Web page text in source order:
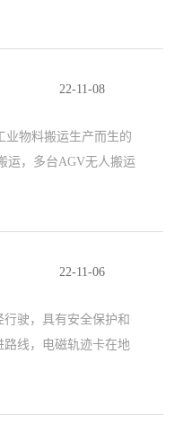
22-11-08
业物料搬运生产而生的
运，多台AGV无人搬运
22-11-06
驶，具有安全保护和
线，电磁轨迹卡在地